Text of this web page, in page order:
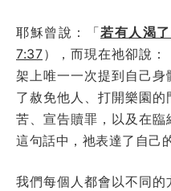
耶穌曾說：「若有人渴
7:37），而現在祂卻說
架上唯一一次提到自己
了赦免他人、打開樂園
苦、宣告贖罪，以及在
這句話中，祂表達了自己
我們每個人都會以不同